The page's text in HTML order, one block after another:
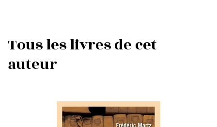
Tous les livres de cet
auteur